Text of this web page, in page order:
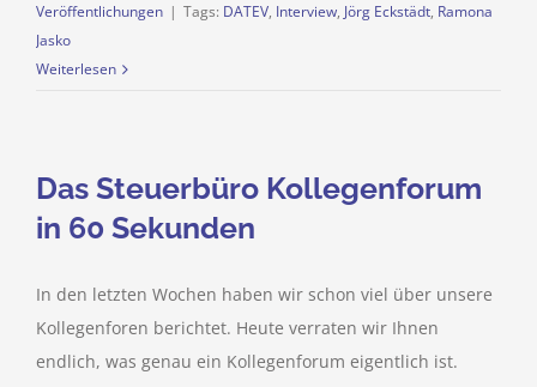
Veröffentlichungen | Tags: DATEV, Interview, Jörg Eckstädt, Ramona
Jasko
Weiterlesen
Das Steuerbüro Kollegenforum
in 60 Sekunden
In den letzten Wochen haben wir schon viel über unsere
Kollegenforen berichtet. Heute verraten wir Ihnen
endlich, was genau ein Kollegenforum eigentlich ist.